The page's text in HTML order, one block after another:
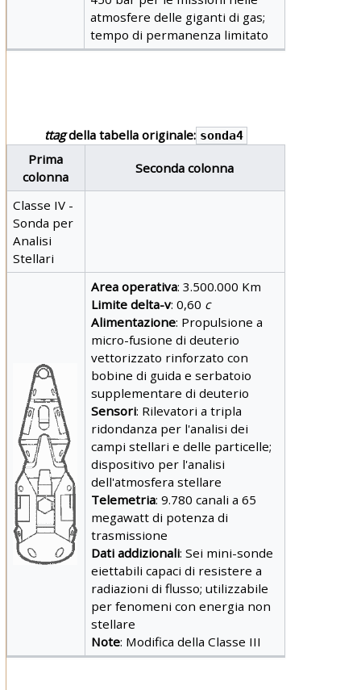
atmosfere delle giganti di gas;
tempo di permanenza limitato
ttagdella tabella originale: sonda4
Prima
colonna
Seconda colonna
Classe IV -
Sonda per
Analisi
Stellari
Area operativa: 3.500.000 Km
Limite delta-v: 0,60 c
Alimentazione: Propulsione a
micro-fusione di deuterio
vettorizzato rinforzato con
bobine di guida e serbatoio
supplementare di deuterio
Sensori: Rilevatori a tripla
ridondanza per l'analisi dei
campi stellari e delle particelle;
dispositivo per l'analisi
dell'atmosfera stellare
Telemetria: 9.780 canali a 65
megawatt di potenza di
trasmissione
Dati addizionali: Sei mini-sonde
eiettabili capaci di resistere a
radiazioni di flusso; utilizzabile
per fenomeni con energia non
stellare
Note: Modifica della Classe III